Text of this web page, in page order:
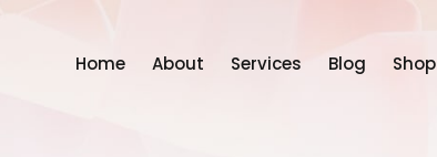
Home About Services Blog Shop